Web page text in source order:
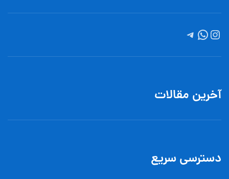
آخرین مقالات
دسترسی سریع